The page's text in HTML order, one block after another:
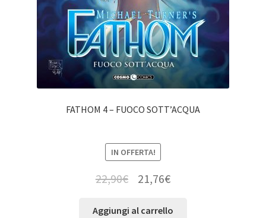
FATHOM 4 – FUOCO SOTT’ACQUA
IN OFFERTA!
22,90€ 21,76€
Aggiungi al carrello